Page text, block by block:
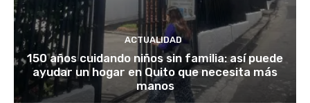
ACTUALIDAD
150 años cuidando niños sin familia: así puede
ayudar un hogar en Quito que necesita más
manos